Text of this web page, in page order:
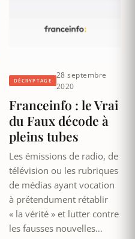
DÉCRYPTAGE
28 septembre
2020
Franceinfo : le Vrai
du Faux décode à
pleins tubes
Les émissions de radio, de
télévision ou les rubriques
de médias ayant vocation
à prétendument rétablir
« la vérité » et lutter contre
les fausses nouvelles…